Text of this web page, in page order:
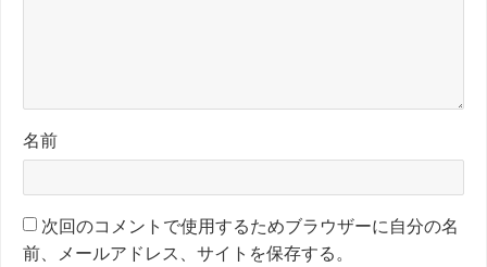
名前
次回のコメントで使用するためブラウザーに自分の名
前、メールアドレス、サイトを保存する。